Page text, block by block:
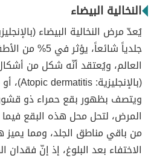
النخالية البيضاء
جلدياً شائعاً،
العالم، ويُعتقد أنّه شكل من
(بالإنجليزية: Atopic dermatitis)، أو ما يعرف
ويتصف بظهور بقع حمراء ذو
المرض، لتحل محل هذه البقع
من باقي مناطق الجلد، ومما يميز
الاختفاء بعد البلوغ، إذ إنّ فقدان